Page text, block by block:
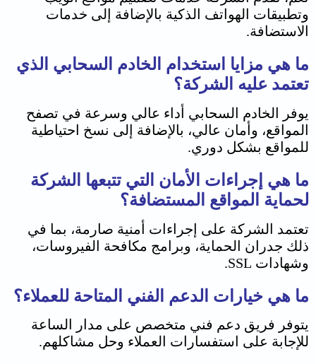
وتطبيقات الهواتف الذكية بالإضافة إلى خدمات
الاستضافة.
ما هي مزايا استخدام الخادم السحابي الذي
تعتمد عليه الشركة؟
يوفر الخادم السحابي أداء عالي وسرعة في تصفح
المواقع، وأمان عالي، بالإضافة إلى نسخ احتياطية
للمواقع بشكل دوري.
ما هي إجراءات الأمان التي تتبعها الشركة
لحماية المواقع المستضافة؟
تعتمد الشركة على إجراءات أمنية صارمة، بما في
ذلك جدران الحماية، وبرامج مكافحة الفيروسات،
وشهادات SSL.
ما هي خيارات الدعم الفني المتاحة للعملاء؟
يتوفر فريق دعم فني متخصص على مدار الساعة
للإجابة على استفسارات العملاء وحل مشاكلهم.